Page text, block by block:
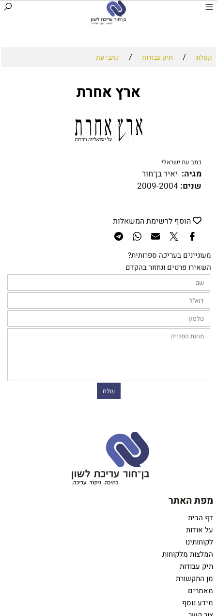
קטלוג / תיק עבודות / כתבי עת
ארץ אחרת
כתב עת ישראלי
מגיה: יאיר בן־חור
שנים:
הוסף לרשימת המשאלות
מעוניינים בעריכה ספרותית?
השאירו פרטים ונחזור בהקדם
מפת האתר
דף הבית
על אודות
לקוחותינו
המלצות מלקוחות
תיק עבודות
מן התקשורת
מאמרים
מידע נוסף